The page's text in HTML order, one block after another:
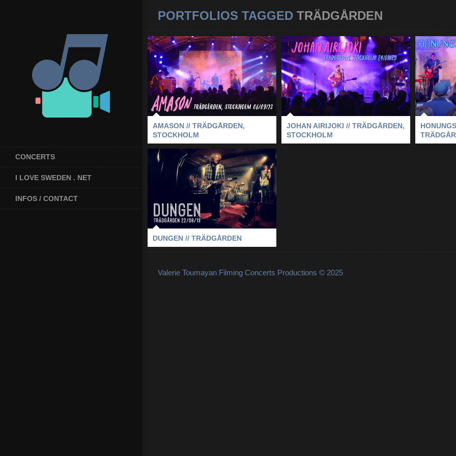
CONCERTS
I LOVE SWEDEN . NET
INFOS / CONTACT
PORTFOLIOS TAGGED TRÄDGÅRDEN
AMASON // TRÄDGÅRDEN,
STOCKHOLM
2023- AMASON-STOCKHOLM-TRÄDGÅRDEN
AMASON // TRÄDGÅRDEN,
STOCKHOLM
JOHAN AIRIJOKI //
TRÄDGÅRDEN,
STOCKHOLM
2023-JOHAN AIRIJOKI-STOCKHOLM-
TRÄDGÅRDEN
JOHAN AIRIJOKI // TRÄDGÅRDEN,
STOCKHOLM
2023-
DUNGEN // TRÄDGÅRDEN
-STOCKHOLM-TRÄDGÅRDEN
DUNGEN // TRÄDGÅRDEN
Valerie Toumayan Filming Concerts Productions © 2025